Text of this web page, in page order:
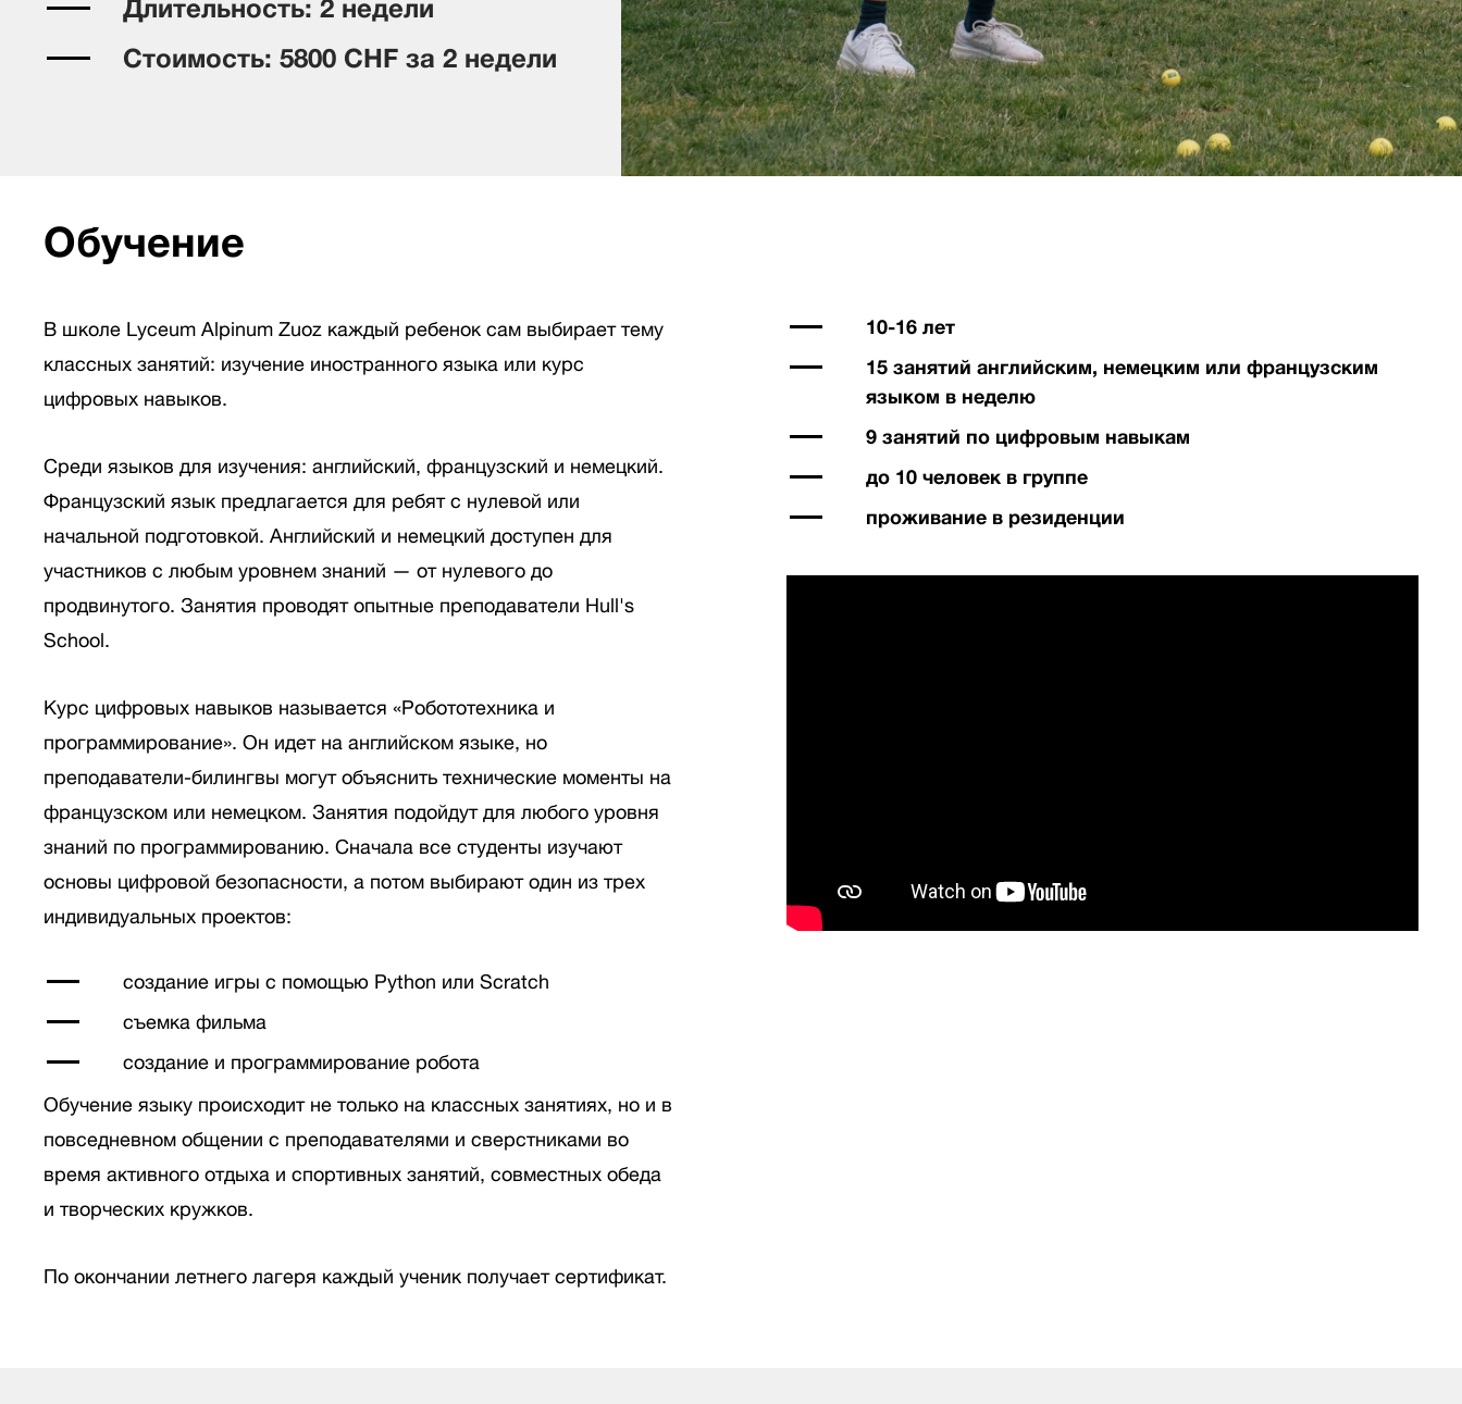
Длительность: 2 недели
Стоимость: 5800 CHF за 2 недели
Обучение
В школе Lyceum Alpinum Zuoz каждый ребенок сам выбирает тему
классных занятий: изучение иностранного языка или курс
цифровых навыков.
Среди языков для изучения: английский, французский и немецкий.
Французский язык предлагается для ребят с нулевой или
начальной подготовкой. Английский и немецкий доступен для
участников с любым уровнем знаний — от нулевого до
продвинутого. Занятия проводят опытные преподаватели Hull's
School.
Курс цифровых навыков называется «Робототехника и
программирование». Он идет на английском языке, но
преподаватели-билингвы могут объяснить технические моменты на
французском или немецком. Занятия подойдут для любого уровня
знаний по программированию. Сначала все студенты изучают
основы цифровой безопасности, а потом выбирают один из трех
индивидуальных проектов:
создание игры с помощью Python или Scratch
съемка фильма
создание и программирование робота
Обучение языку происходит не только на классных занятиях, но и в
повседневном общении с преподавателями и сверстниками во
время активного отдыха и спортивных занятий, совместных обеда
и творческих кружков.
По окончании летнего лагеря каждый ученик получает сертификат.
10-16 лет
15 занятий английским, немецким или французским
языком в неделю
9 занятий по цифровым навыкам
до 10 человек в группе
проживание в резиденции